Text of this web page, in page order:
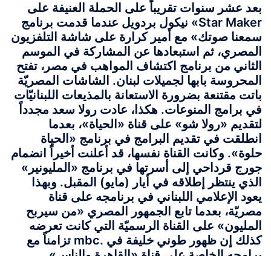
بعد عشر سنوات تقريباً على الحملة العنيفة على
نيكول بردويل عندما قدمت برنامج «Star Maker
سمعنا صوتك» مع أمير كرارة على شاشة التلفزيون
المصري، ثم استبعادها عن المشاركة في الموسم
الثاني من برنامج اكتشاف المواهب في مصر، تفتح
المحروسة بابها لجميلات لبنان. الشاشات المصريّة
باتت مقتنعة بضرورة الاستعانة بالمذيعات اللبنانيّات
في برامج المنوعات. هكذا، عادت رولا سعد مجدداً
لتقديم «رولا شو» على قناة «الحياة»، بعدما
انطلقت في تقديم البرامج في برنامج «الحياة
حلوة». وكانت القناة نفسها، قد أعلنت أخيراً انضمام
جورج قرداحي إلى أسرتها في برنامج «المليونير»
الذي ينتظر إطلاقه في أيار (مايو) المقبل. وبهذا
يعود الإعلامي اللبناني في برنامجه على قناة
مصريّة، بعدما تابع الجمهور المصري «من سيربح
المليون» على القناة الرسميّة التي كانت تعرضه
تزامناً مع mbc. كذلك إن ظهور طوني خليفة في